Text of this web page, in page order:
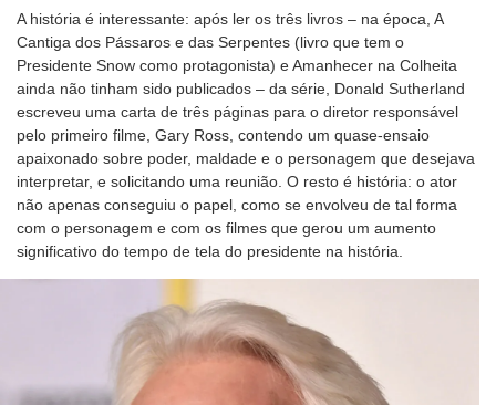
A história é interessante: após ler os três livros – na época, A
Cantiga dos Pássaros e das Serpentes (livro que tem o
Presidente Snow como protagonista) e Amanhecer na Colheita
ainda não tinham sido publicados – da série, Donald Sutherland
escreveu uma carta de três páginas para o diretor responsável
pelo primeiro filme, Gary Ross, contendo um quase-ensaio
apaixonado sobre poder, maldade e o personagem que desejava
interpretar, e solicitando uma reunião. O resto é história: o ator
não apenas conseguiu o papel, como se envolveu de tal forma
com o personagem e com os filmes que gerou um aumento
significativo do tempo de tela do presidente na história.